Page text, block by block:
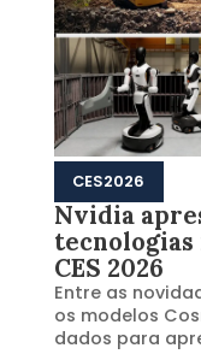
CES2026
Nvidia
tecnologias
CES 2026
Entre as
os modelos
dados para